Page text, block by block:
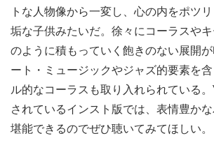
トな人物像から一変し、心の内をポツ
垢な子供みたいだ。徐々にコーラスや
のように積もっていく飽きのない展開
ート・ミュージックやジャズ的要素を
ル的なコーラスも取り入れられている
されているインスト版では、表情豊か
堪能できるのでぜひ聴いてみてほしい。